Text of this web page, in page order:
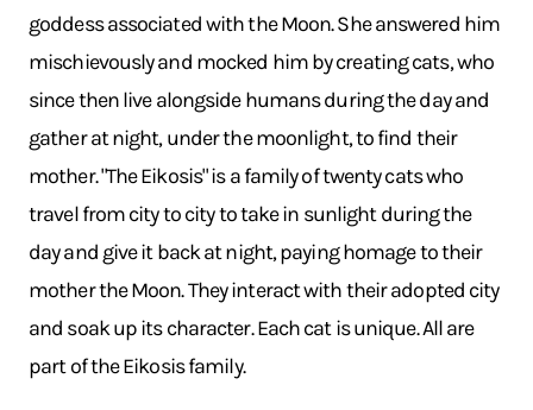
goddess associated with the Moon. She answered him
mischievously and mocked him by creating cats, who
since then live alongside humans during the day and
gather at night, under the moonlight, to find their
mother. "The Eikosis" is a family of twenty cats who
travel from city to city to take in sunlight during the
day and give it back at night, paying homage to their
mother the Moon. They interact with their adopted city
and soak up its character. Each cat is unique. All are
part of the Eikosis family.